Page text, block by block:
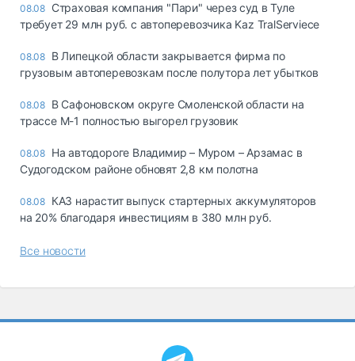
08.08 Страховая компания "Пари" через суд в Туле
требует 29 млн руб. с автоперевозчика Kaz TralServiece
08.08 В Липецкой области закрывается фирма по
грузовым автоперевозкам после полутора лет убытков
08.08 В Сафоновском округе Смоленской области на
трассе М-1 полностью выгорел грузовик
08.08 На автодороге Владимир – Муром – Арзамас в
Судогодском районе обновят 2,8 км полотна
08.08 КАЗ нарастит выпуск стартерных аккумуляторов
на 20% благодаря инвестициям в 380 млн руб.
Все новости